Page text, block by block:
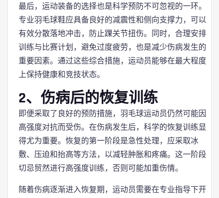
最后，运动装备的选择也是科学预防不可忽视的一环。
专业羽毛球鞋应具备良好的减震性和侧向支撑力，可以
有效分散落地冲击，防止踝关节扭伤。同时，合理安排
训练与比赛计划，避免过度疲劳，也是减少伤病发生的
重要因素。通过这些综合措施，运动员能够在最大程度
上保持健康和竞技状态。
2、伤病后的恢复训练
即便采取了良好的预防措施，羽毛球运动员仍然可能因
高强度对抗而受伤。在伤病发生后，科学的恢复训练显
得尤为重要。恢复的第一阶段是急性处理，应采取冰
敷、压迫和抬高等方法，以减轻肿胀和疼痛。这一阶段
切忌贸然进行高强度训练，否则可能加重伤情。
随着伤病逐渐进入恢复期，运动员需要在专业指导下开